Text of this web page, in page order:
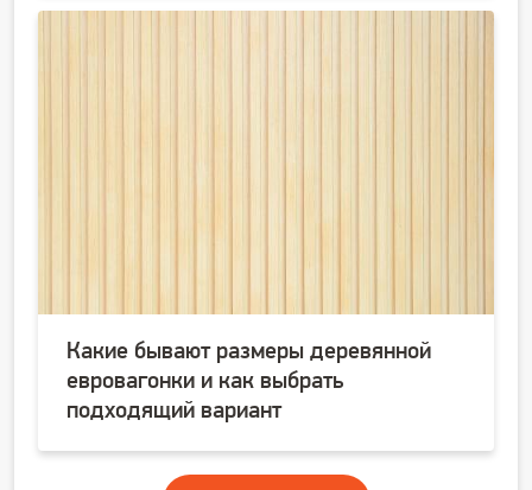
Какие бывают размеры деревянной
евровагонки и как выбрать
подходящий вариант